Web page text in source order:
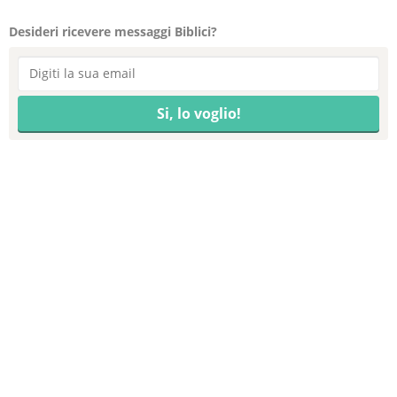
Desideri ricevere messaggi Biblici?